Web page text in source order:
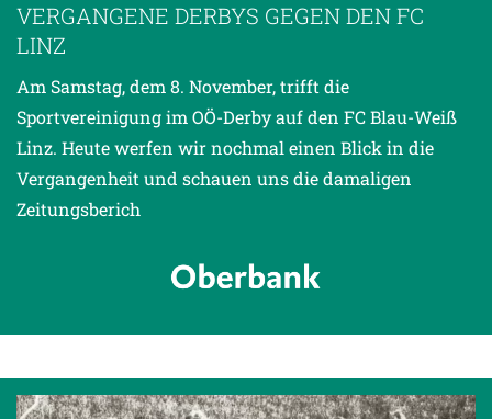
VERGANGENE DERBYS GEGEN DEN FC
LINZ
Am Samstag, dem 8. November, trifft die
Sportvereinigung im OÖ-Derby auf den FC Blau-Weiß
Linz. Heute werfen wir nochmal einen Blick in die
Vergangenheit und schauen uns die damaligen
Zeitungsberich